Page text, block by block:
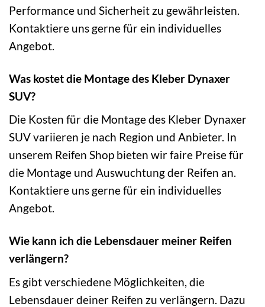
Performance und Sicherheit zu gewährleisten.
Kontaktiere uns gerne für ein individuelles
Angebot.
Was kostet die Montage des Kleber Dynaxer
SUV?
Die Kosten für die Montage des Kleber Dynaxer
SUV variieren je nach Region und Anbieter. In
unserem Reifen Shop bieten wir faire Preise für
die Montage und Auswuchtung der Reifen an.
Kontaktiere uns gerne für ein individuelles
Angebot.
Wie kann ich die Lebensdauer meiner Reifen
verlängern?
Es gibt verschiedene Möglichkeiten, die
Lebensdauer deiner Reifen zu verlängern. Dazu